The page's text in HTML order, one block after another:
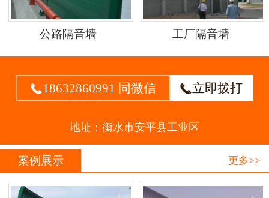
公路隔音墙 工厂隔音墙
18632860991 同微信 立即拨打
地址：衡水市安平县工业区
更多>>
案例展示